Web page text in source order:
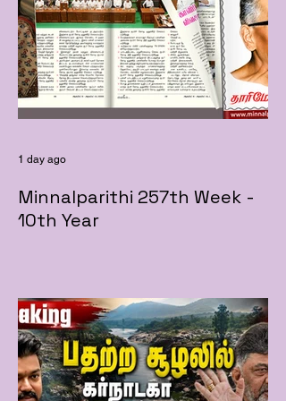
Minnalparithi 257th Week -
10th Year
1 day ago